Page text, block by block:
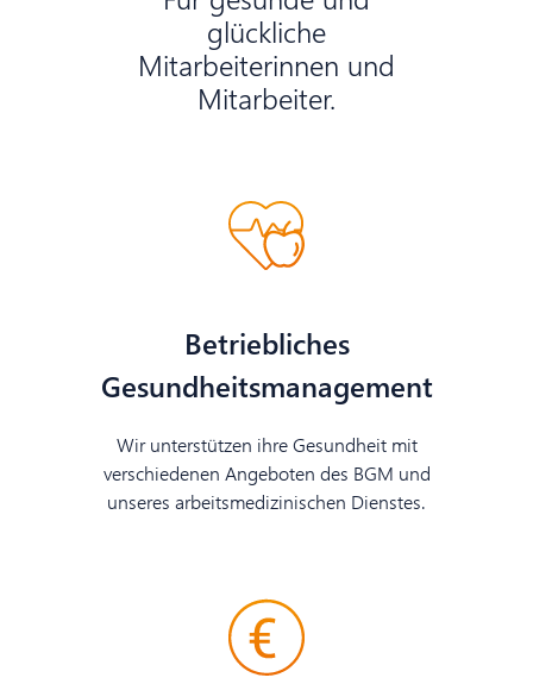
glückliche
Mitarbeiterinnen und
Mitarbeiter.
Betriebliches
Gesundheitsmanagement
Wir unterstützen ihre Gesundheit mit
verschiedenen Angeboten des BGM und
unseres arbeitsmedizinischen Dienstes.